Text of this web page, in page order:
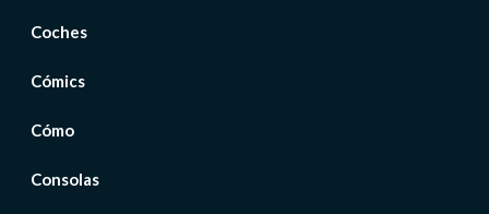
Coches
Cómics
Cómo
Consolas